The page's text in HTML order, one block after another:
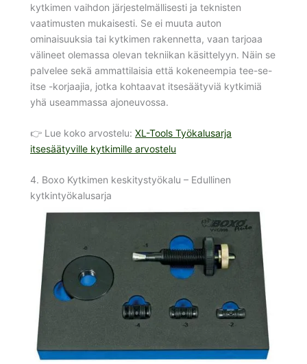
kytkimen vaihdon järjestelmällisesti ja teknisten
vaatimusten mukaisesti. Se ei muuta auton
ominaisuuksia tai kytkimen rakennetta, vaan tarjoaa
välineet olemassa olevan tekniikan käsittelyyn. Näin se
palvelee sekä ammattilaisia että kokeneempia tee-se-
itse -korjaajia, jotka kohtaavat itsesäätyviä kytkimiä
yhä useammassa ajoneuvossa.
👉 Lue koko arvostelu: XL-Tools Työkalusarja
itsesäätyville kytkimille arvostelu
4. Boxo Kytkimen keskitystyökalu – Edullinen
kytkintyökalusarja